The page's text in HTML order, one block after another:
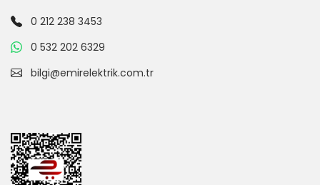
0 212 238 3453
0 532 202 6329
bilgi@emirelektrik.com.tr